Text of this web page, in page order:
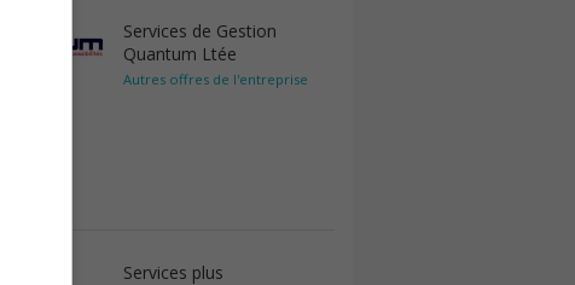
Services de Gestion
Quantum Ltée
Autres offres de l'entreprise
Services plus